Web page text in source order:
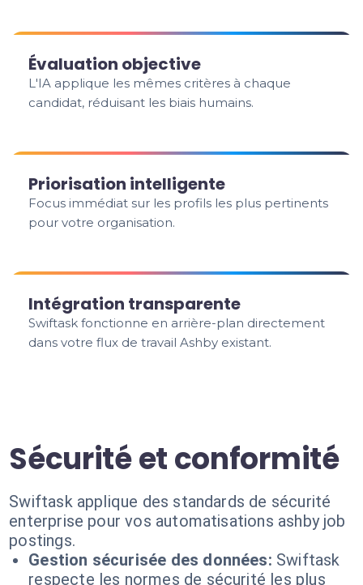
Évaluation objective
L'IA applique les mêmes critères à chaque
candidat, réduisant les biais humains.
Priorisation intelligente
Focus immédiat sur les profils les plus pertinents
pour votre organisation.
Intégration transparente
Swiftask fonctionne en arrière-plan directement
dans votre flux de travail Ashby existant.
Sécurité et conformité
Swiftask applique des standards de sécurité
enterprise pour vos automatisations ashby job
postings.
Gestion sécurisée des données: Swiftask
respecte les normes de sécurité les plus